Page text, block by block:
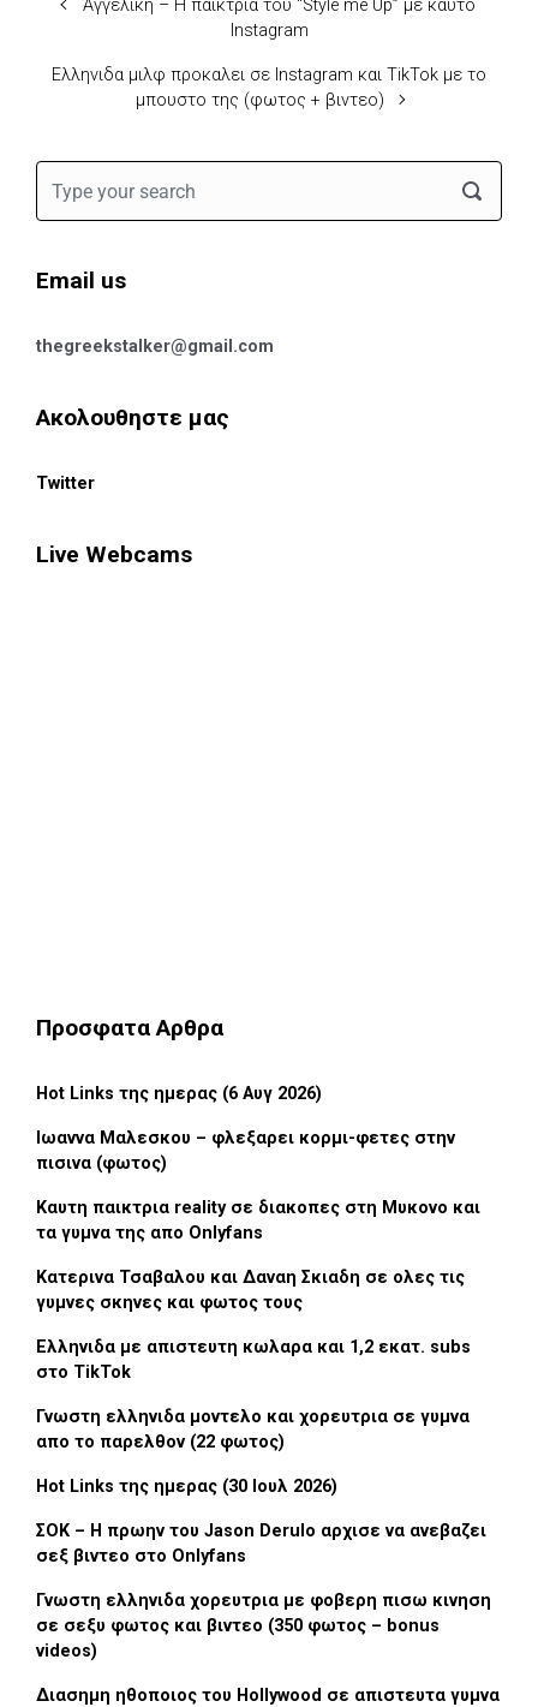
Αγγελικη – Η παικτρια του “Style me Up” με καυτο
Instagram
Eλληνιδα μιλφ προκαλει σε Instagram και TikTok με το
μπουστο της (φωτος + βιντεο)
Email us
thegreekstalker@gmail.com
Ακολουθηστε μας
Twitter
Live Webcams
Προσφατα Αρθρα
Hot Links της ημερας (6 Αυγ 2026)
Ιωαννα Μαλεσκου – φλεξαρει κορμι-φετες στην
πισινα (φωτος)
Καυτη παικτρια reality σε διακοπες στη Μυκονο και
τα γυμνα της απο Onlyfans
Κατερινα Τσαβαλου και Δαναη Σκιαδη σε ολες τις
γυμνες σκηνες και φωτος τους
Ελληνιδα με απιστευτη κωλαρα και 1,2 εκατ. subs
στο TikTok
Γνωστη ελληνιδα μοντελο και χορευτρια σε γυμνα
απο το παρελθον (22 φωτος)
Hot Links της ημερας (30 Ιουλ 2026)
ΣΟΚ – Η πρωην του Jason Derulo αρχισε να ανεβαζει
σεξ βιντεο στο Onlyfans
Γνωστη ελληνιδα χορευτρια με φοβερη πισω κινηση
σε σεξυ φωτος και βιντεο (350 φωτος – bonus
videos)
Διασημη ηθοποιος του Hollywood σε απιστευτα γυμνα